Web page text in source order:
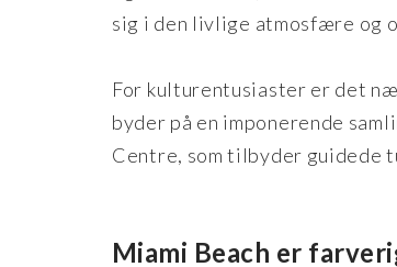
sig i den livlige atmosfære og
For kulturentusiaster er det
byder på en imponerende
Centre, som tilbyder guidede
Miami Beach er